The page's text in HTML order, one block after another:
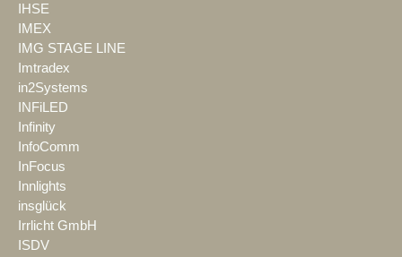
IHSE
IMEX
IMG STAGE LINE
Imtradex
in2Systems
INFiLED
Infinity
InfoComm
InFocus
Innlights
insglück
Irrlicht GmbH
ISDV